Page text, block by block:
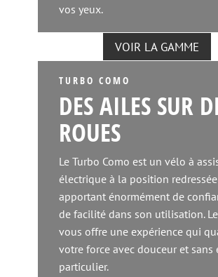
vos yeux.
VOIR LA GAMME
TURBO COMO
DES AILES SUR
ROUES
Le Turbo Como est un vélo à
électrique à la position redressée
apportant énormément de
de facilité dans son utilisation.
vous offre une expérience qui
votre force avec douceur et sans
particulier.